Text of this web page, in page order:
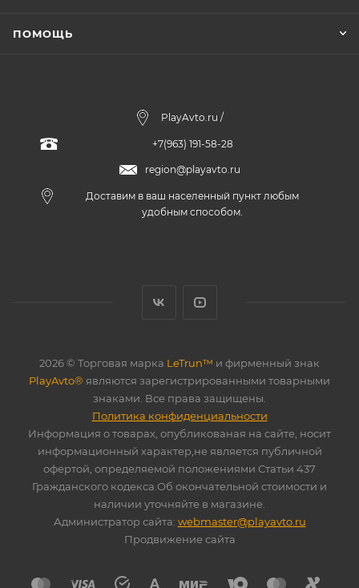
ПОМОЩЬ
PlayAvto.ru /
+7(963) 191-58-28
region@playavto.ru
Доставим в ваш населенный пункт любым
удобным способом.
2026 © Торговая марка LeTrun™ и фирменный знак
PlayAvto® являются зарегистрированными товарными
знаками. Все права защищены.
Политика конфиденциальности
Информация о товарах, опубликованая на сайте, носит
информационный характер,не является публичной
офертой, определяемой положениями Статьи 437
Гражданского кодекса.Об окончательной стоимости и
наличии уточняйте в магазине.
Администратор сайта: webmaster@playavto.ru
Продвижение сайта